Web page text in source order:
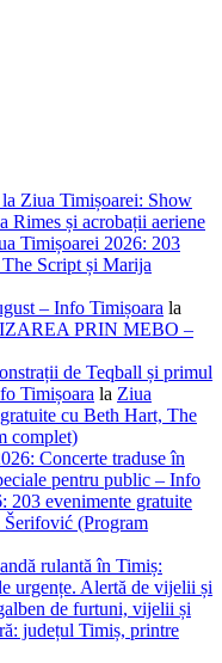
Ziua Timișoarei: Show
Rimes și acrobații aeriene
Timișoarei 2026: 203
Script și Marija
– Info Timișoara la
PRIN MEBO –
de Teqball și primul
Timișoara la Ziua
cu Beth Hart, The
complet)
Concerte traduse în
pentru public – Info
203 evenimente gratuite
(Program
rulantă în Timiș:
urgențe. Alertă de vijelii și
de furtuni, vijelii și
județul Timiș, printre